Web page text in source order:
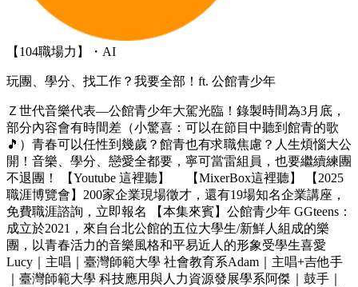
【104職場力】・AI
玩團、學分、找工作？我要全部！ft. 公館青少年
Ｚ世代音樂代表—公館青少年大駕光臨！錄製時間為3月底，
部分內容會有時間差（小驚喜：可以在節目中聽到館青的歌
🎵）青春可以任性到幾歲？館青也有求職焦慮？人生煩惱大公
開！音樂、學分、戀愛全都要，寧可當雷組員，也要繼續練團
不退團！ 【Youtube 這裡聽】 【MixerBox這裡聽】 【2025
職涯博覽會】200家企業現場徵才，還有19場知名企業講座，
免費職涯諮詢，立即報名 【本集來賓】公館青少年 GGteens：
成立於2021，來自台北公館的五位大學生/新鮮人組成的樂
團，以青春活力的音樂風格和平易近人的形象受學生喜愛
Lucy｜主唱｜臺灣師範大學 社會教育系Adam｜主唱+吉他手
｜臺灣師範大學 科技應用與人力資源發展學系阿傑｜鼓手｜